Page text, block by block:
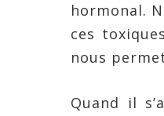
hormonal.
ces
nous
Quand il